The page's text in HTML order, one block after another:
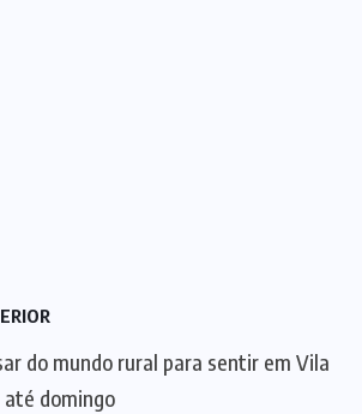
do mundo rural para sentir em Vila
até domingo